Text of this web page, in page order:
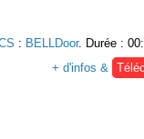
: BELLDoor. Durée :
+ d'infos &